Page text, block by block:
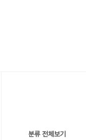
분류 전체보기